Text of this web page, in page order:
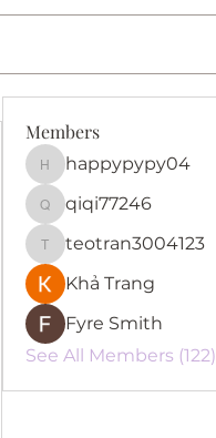
Members
happypypy04
happypypy04
qiqi77246
qiqi77246
teotran3004123
teotran3004123
Khả Trang
Fyre Smith
See All Members (122)